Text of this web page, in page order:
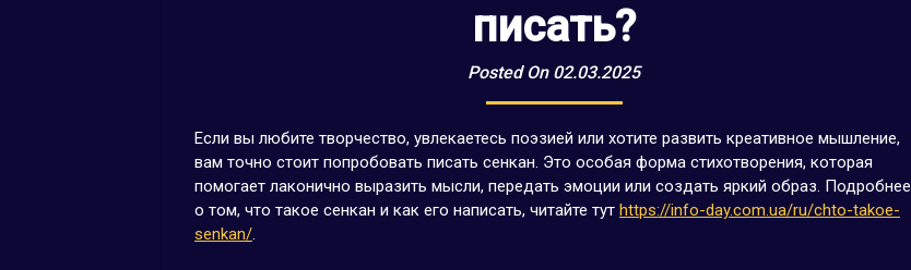
писать?
Posted On 02.03.2025
Если вы любите творчество, увлекаетесь поэзией или хотите развить креативное мышление,
вам точно стоит попробовать писать сенкан. Это особая форма стихотворения, которая
помогает лаконично выразить мысли, передать эмоции или создать яркий образ. Подробнее
о том, что такое сенкан и как его написать, читайте тут https://info-day.com.ua/ru/chto-takoe-
senkan/.